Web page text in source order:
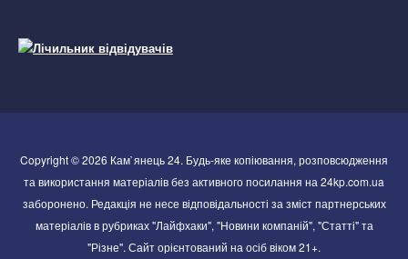
Copyright © 2026 Кам`янець 24. Будь-яке копіювання, розповсюдження
та використання матеріалів без активного посилання на 24kp.com.ua
заборонено. Редакція не несе відповідальності за зміст партнерських
матеріалів в рубриках "Лайфхаки", "Новини компаній", "Статті" та
"Різне". Сайт орієнтований на осіб віком 21+.